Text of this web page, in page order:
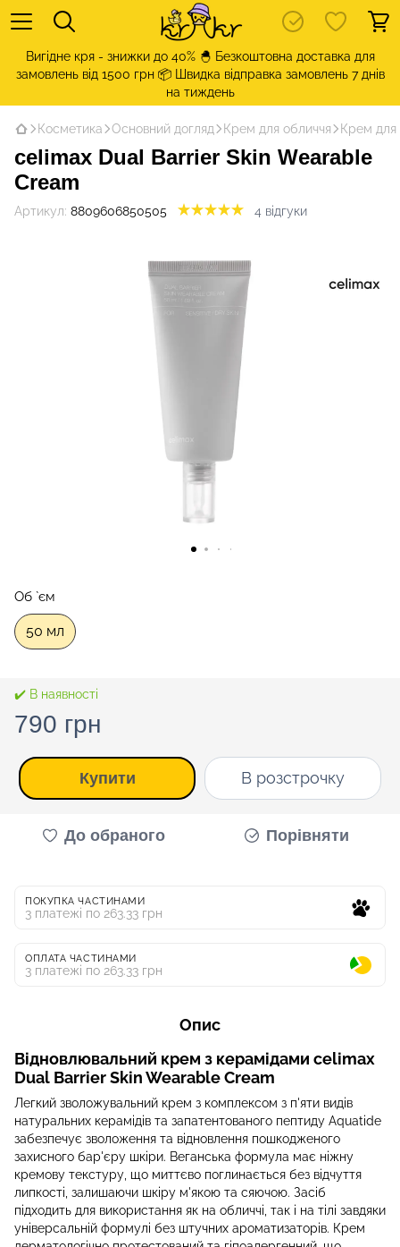
Вигідне кря - знижки до 40% 🐣 Безкоштовна доставка для
замовлень від 1500 грн 📦 Швидка відправка замовлень 7 днів
на тиждень
Косметика Основний догляд Крем для обличчя Крем для
celimax Dual Barrier Skin Wearable
Cream
Артикул: 8809606850505 4 відгуки
Об `єм
50 мл
✔️ В наявності
790 грн
Купити В розстрочку
До обраного Порівняти
ПОКУПКА ЧАСТИНАМИ
3 платежі по 263.33 грн
ОПЛАТА ЧАСТИНАМИ
3 платежі по 263.33 грн
Опис
Відновлювальний крем з керамідами celimax
Dual Barrier Skin Wearable Cream
Легкий зволожувальний крем з комплексом з п'яти видів
натуральних керамідів та запатентованого пептиду Aquatide
забезпечує зволоження та відновлення пошкодженого
захисного бар'єру шкіри. Веганська формула має ніжну
кремову текстуру, що миттєво поглинається без відчуття
липкості, залишаючи шкіру м'якою та сяючою. Засіб
підходить для використання як на обличчі, так і на тілі завдяки
універсальній формулі без штучних ароматизаторів. Крем